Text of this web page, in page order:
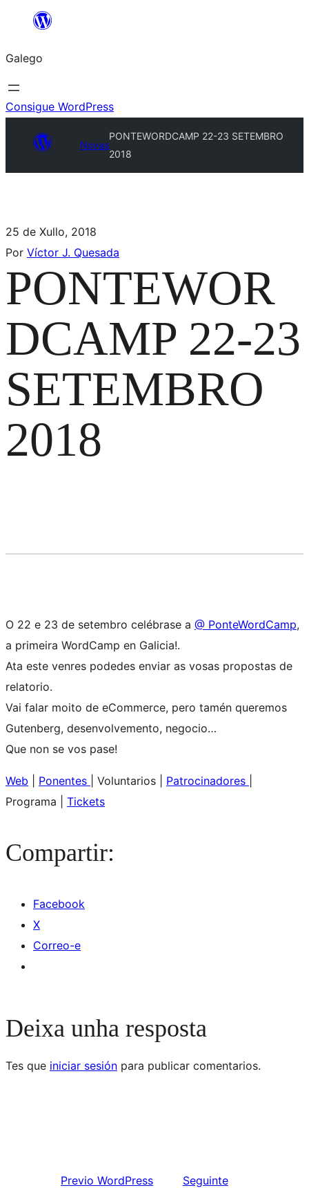
Galego
Consigue WordPress
Novas
PONTEWORDCAMP 22-23 SETEMBRO
2018
25 de Xullo, 2018
Por Víctor J. Quesada
PONTEWOR
DCAMP 22-23
SETEMBRO
2018
O 22 e 23 de setembro celébrase a @ PonteWordCamp,
a primeira WordCamp en Galicia!.
Ata este venres podedes enviar as vosas propostas de
relatorio.
Vai falar moito de eCommerce, pero tamén queremos
Gutenberg, desenvolvemento, negocio…
Que non se vos pase!
Web Ponentes | Voluntarios | Patrocinadores
Programa | Tickets
Compartir:
Facebook
X
Correo-e
Deixa unha resposta
Tes que iniciar sesión para publicar comentarios.
Previo WordPress
Seguinte